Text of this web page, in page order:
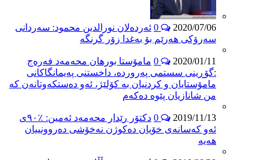
2020/07/06
ئەردەلان نورالدین محمود: سەردانی
سەرۆکی هەرێم بۆ بەغدا زۆر گرنگە
2020/01/11
مامۆستا بورهان محەمەد فەرەج
:گۆڕینی سستمی پەروردە، داخستنی پەیمانگاکانی
مامۆستایان و کردنیان بە کۆلێژ، ئەو دەستکەوتانەن کە
من شانازیان پێوە دەکەم
2019/11/13
دکتۆر رێدار محەمەد ئەمین: ٪٩٠ی
ئەو کەسانەی خۆیان دەکوژن نەخۆشی دەروونییان
هەیە